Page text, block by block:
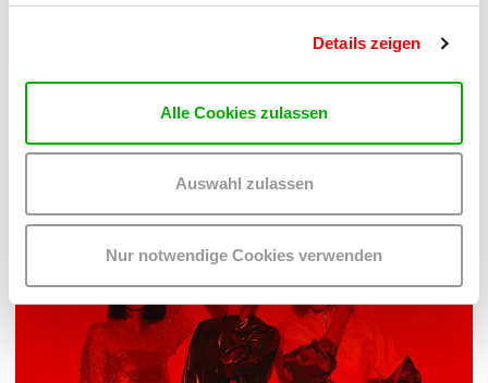
Details zeigen
Alle Cookies zulassen
Auswahl zulassen
Nur notwendige Cookies verwenden
PALOMA 004
20.30